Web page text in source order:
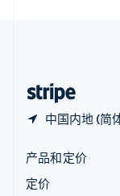
中国内地 (简
产品和定价
定价